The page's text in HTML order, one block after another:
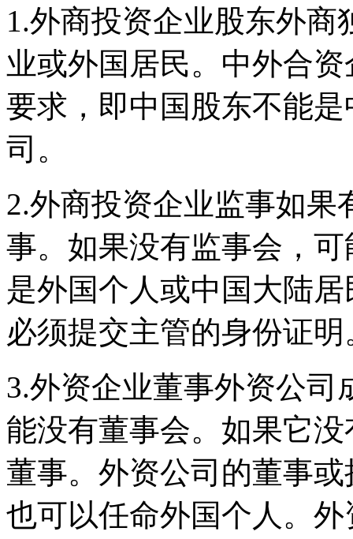
1.外商投资企业股东外
业或外国居民。中外合
要求，即中国股东不能
司。
2.外商投资企业监事如果
事。如果没有监事会，
是外国个人或中国大陆
必须提交主管的身份证明
3.外资企业董事外资公
能没有董事会。如果它
董事。外资公司的董事
也可以任命外国个人。